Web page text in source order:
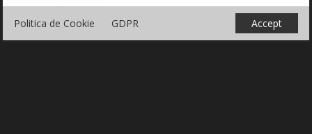
Politica de Cookie GDPR Accept